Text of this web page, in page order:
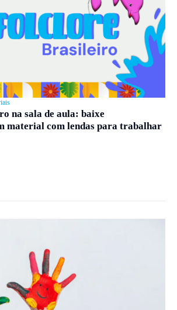
na sala de aula: baixe
material com lendas para trabalhar